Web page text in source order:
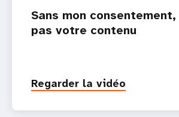
Sans mon
pas votre contenu
Regarder la vidéo